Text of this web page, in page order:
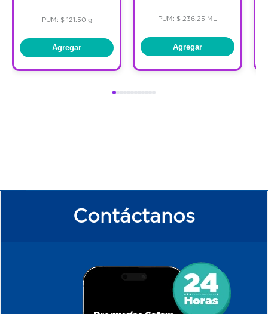
PUM: $ 121.50 g
Agregar
PUM: $ 236.25 ML
Agregar
Contáctanos